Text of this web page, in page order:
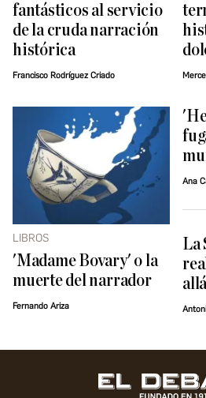
fantásticos al servicio
de la cruda narración
histórica
Francisco Rodríguez Criado
LIBROS
'Madame Bovary' o la
muerte del narrador
Fernando Ariza
Ana
La